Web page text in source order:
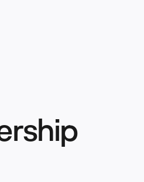
et management